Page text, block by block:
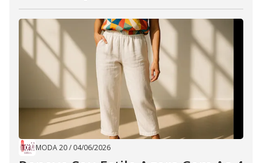
MODA 20/ 04/06/2026